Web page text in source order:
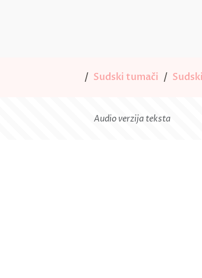
Sudski tumači
Audio verzija teksta